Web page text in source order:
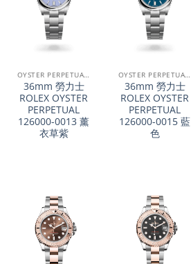
OYSTER PERPETUAL系列
36mm 勞力士
ROLEX OYSTER
PERPETUAL
126000-0013 薰
衣草紫
OYSTER PERPETUAL系列
36mm 勞力士
ROLEX OYSTER
PERPETUAL
126000-0015 藍
色